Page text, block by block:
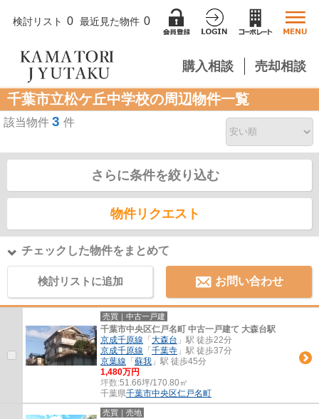
検討リスト 0 最近見た物件 0
購入相談 売却相談
千葉市立松ケ丘中学校の周辺物件一覧
該当物件 3 件
さらに条件を絞り込む
物件リクエスト
チェックした物件をまとめて
検討リストに追加 お問い合わせ
売買｜中古一戸建
千葉市中央区仁戸名町 中古一戸建て 大森台駅
京成千原線 「 大森台 」駅 徒歩22分
京成千原線 「 千葉寺 」駅 徒歩37分
京葉線 「 蘇我 」駅 徒歩45分
1,480万円
坪数:51.66坪/170.80㎡
千葉県千葉市中央区仁戸名町
売買｜売地